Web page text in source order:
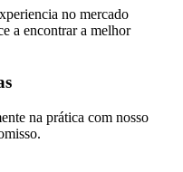
no mercado
a encontrar a melhor
na prática com nosso